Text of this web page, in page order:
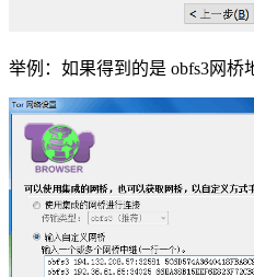
举例：如果得到的是 obfs3网桥